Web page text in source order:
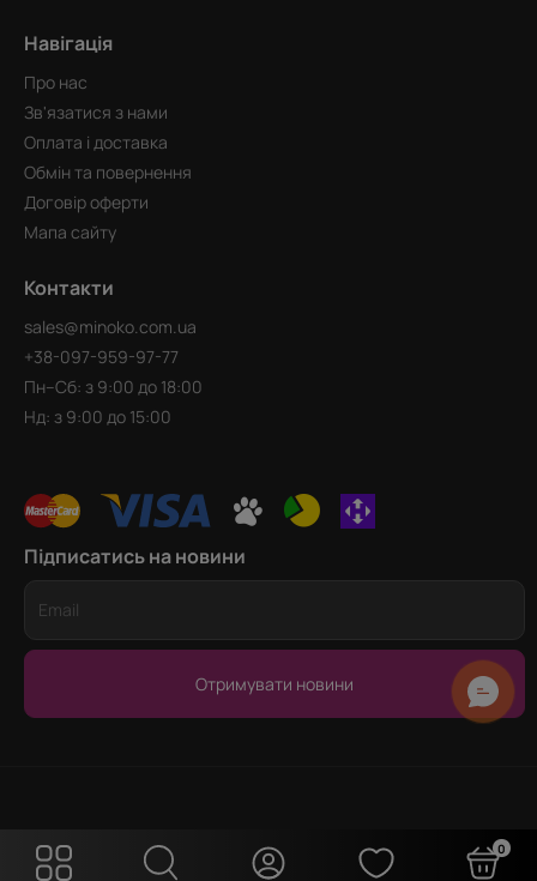
0
Навігація
Про нас
Зв'язатися з нами
Оплата і доставка
Обмін та повернення
Договір оферти
Мапа сайту
Контакти
sales@minoko.com.ua
+38-097-959-97-77
Пн–Сб: з 9:00 до 18:00
Нд: з 9:00 до 15:00
Підписатись на новини
Отримувати новини